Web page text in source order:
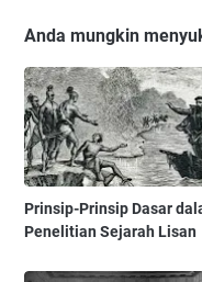
Anda mungkin
Prinsip-Prinsip Dasar
Penelitian Sejarah Lisan